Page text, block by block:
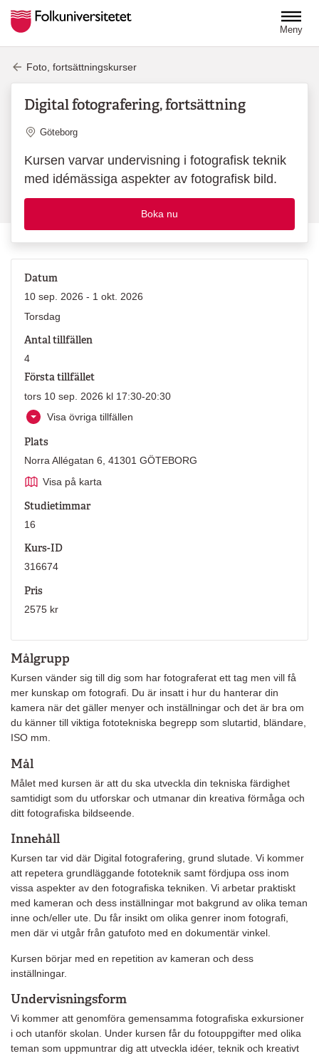
Meny
Foto, fortsättningskurser
Digital fotografering, fortsättning
Plats
Göteborg
Kursen varvar undervisning i fotografisk teknik
med idémässiga aspekter av fotografisk bild.
Boka nu
Målgrupp
Kursen vänder sig till dig som har fotograferat ett tag men vill få
mer kunskap om fotografi. Du är insatt i hur du hanterar din
kamera när det gäller menyer och inställningar och det är bra om
du känner till viktiga fototekniska begrepp som slutartid, bländare,
ISO mm.
Mål
Målet med kursen är att du ska utveckla din tekniska färdighet
samtidigt som du utforskar och utmanar din kreativa förmåga och
ditt fotografiska bildseende.
Innehåll
Kursen tar vid där Digital fotografering, grund slutade. Vi kommer
att repetera grundläggande fototeknik samt fördjupa oss inom
vissa aspekter av den fotografiska tekniken. Vi arbetar praktiskt
med kameran och dess inställningar mot bakgrund av olika teman
inne och/eller ute. Du får insikt om olika genrer inom fotografi,
men där vi utgår från gatufoto med en dokumentär vinkel.
Kursen börjar med en repetition av kameran och dess
inställningar.
Undervisningsform
Vi kommer att genomföra gemensamma fotografiska exkursioner
i och utanför skolan. Under kursen får du fotouppgifter med olika
teman som uppmuntrar dig att utveckla idéer, teknik och kreativt
Datum
10 sep. 2026 - 1 okt. 2026
Torsdag
Antal tillfällen
4
Första tillfället
tors 10 sep. 2026 kl 17:30-20:30
Visa övriga tillfällen
Plats
Norra Allégatan 6, 41301 GÖTEBORG
Visa på karta
Studietimmar
16
Kurs-ID
316674
Pris
2575 kr